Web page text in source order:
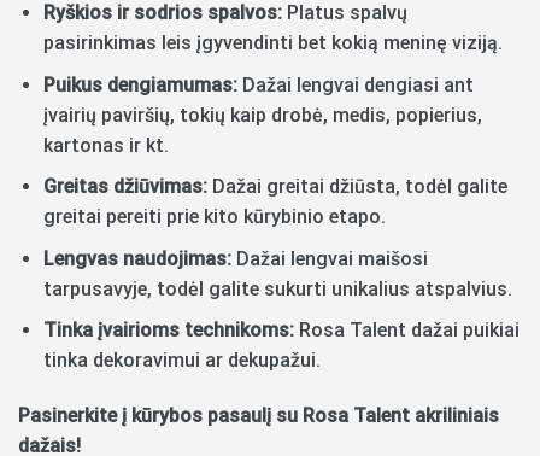
Ryškios ir sodrios spalvos:Platus spalvų
pasirinkimas leis įgyvendinti bet kokią meninę viziją.
Puikus dengiamumas:Dažai lengvai dengiasi ant
įvairių paviršių, tokių kaip drobė, medis, popierius,
kartonas ir kt.
Greitas džiūvimas:Dažai greitai džiūsta, todėl galite
greitai pereiti prie kito kūrybinio etapo.
Lengvas naudojimas:Dažai lengvai maišosi
tarpusavyje, todėl galite sukurti unikalius atspalvius.
Tinka įvairioms technikoms:Rosa Talent dažai puikiai
tinka dekoravimui ar dekupažui.
Pasinerkite į kūrybos pasaulį su Rosa Talent akriliniais
dažais!